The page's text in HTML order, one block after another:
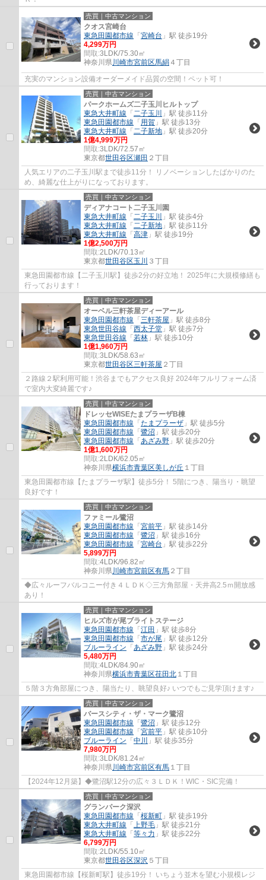
売買｜中古マンション
クオス宮崎台
東急田園都市線 「 宮崎台 」駅 徒歩19分
4,299万円
間取:3LDK/75.30㎡
神奈川県川崎市宮前区馬絹 ４丁目
充実のマンション設備オーダーメイド品質の空間！ペット可！
売買｜中古マンション
パークホームズ二子玉川ヒルトップ
東急大井町線 「 二子玉川
」駅 徒歩11分
東急田園都市線 「 用賀 」駅 徒歩13分
東急大井町線 「 二子新地 」駅 徒歩20分
1億4,999万円
間取:3LDK/72.57㎡
東京都世田谷区瀬田 ２丁目
人気エリアの二子玉川駅まで徒歩11分！ リノベーションしたばかりのた
め、綺麗な仕上がりになっております。
売買｜中古マンション
ディアナコート二子玉川園
東急大井町線 「 二子玉川
」駅 徒歩4分
東急大井町線 「 二子新地 」駅 徒歩11分
東急大井町線 「 高津 」駅 徒歩19分
1億2,500万円
間取:2LDK/70.13㎡
東京都世田谷区玉川 ３丁目
東急田園都市線【二子玉川駅】徒歩2分の好立地！ 2025年に大規模修繕も
行っております！
売買｜中古マンション
オーベル三軒茶屋ディーアール
東急田園都市線 「 三軒茶屋 」駅 徒歩8分
東急世田谷線 「 西太子堂 」駅 徒歩7分
東急世田谷線 「 若林 」駅 徒歩10分
1億1,960万円
間取:3LDK/58.63㎡
東京都世田谷区三軒茶屋 ２丁目
２路線２駅利用可能！渋谷までもアクセス良好 2024年フルリフォーム済
で室内大変綺麗です♪
売買｜中古マンション
ドレッセWISEたまプラーザB棟
東急田園都市線 「 たまプラーザ 」駅 徒歩5分
東急田園都市線 「 鷺沼 」駅 徒歩20分
東急田園都市線 「 あざみ野 」駅 徒歩20分
1億1,600万円
間取:2LDK/62.05㎡
神奈川県横浜市青葉区美しが丘 １丁目
東急田園都市線【たまプラーザ駅】徒歩5分！ 5階につき、陽当り・眺望
良好です！
売買｜中古マンション
ファミール鷺沼
東急田園都市線 「 宮前平 」駅 徒歩14分
東急田園都市線 「 鷺沼 」駅 徒歩16分
東急田園都市線 「 宮崎台 」駅 徒歩22分
5,899万円
間取:4LDK/96.82㎡
神奈川県川崎市宮前区有馬 ２丁目
◆広々ルーフバルコニー付き４ＬＤＫ◇三方角部屋・天井高2.5ｍ開放感
あり！
売買｜中古マンション
ヒルズ市が尾ブライトステージ
東急田園都市線 「 江田 」駅 徒歩8分
東急田園都市線 「 市が尾 」駅 徒歩12分
ブルーライン 「 あざみ野 」駅 徒歩24分
5,480万円
間取:4LDK/84.90㎡
神奈川県横浜市青葉区荏田北 １丁目
５階３方角部屋につき、陽当たり、眺望良好♪ いつでもご見学頂けます♪
売買｜中古マンション
バースシティ・ザ・マーク鷺沼
東急田園都市線 「 鷺沼 」駅 徒歩12分
東急田園都市線 「 宮前平 」駅 徒歩10分
ブルーライン 「 中川
」駅 徒歩35分
7,980万円
間取:3LDK/81.24㎡
神奈川県川崎市宮前区有馬 １丁目
【2024年12月築】◆鷺沼駅12分の広々３ＬＤＫ！WIC・SIC完備！
売買｜中古マンション
グランパーク深沢
東急田園都市線 「 桜新町 」駅 徒歩19分
東急大井町線 「 上野毛 」駅 徒歩21分
東急大井町線 「 等々力 」駅 徒歩22分
6,799万円
間取:2LDK/55.10㎡
東京都世田谷区深沢 ５丁目
東急田園都市線【桜新町駅】徒歩19分！ いちょう並木を望む小規模レジ